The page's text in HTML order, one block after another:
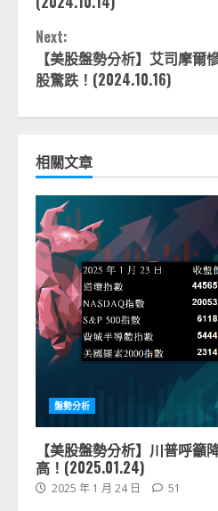
Next:
【美股盤勢分析】艾司摩爾
股驚跌！(2024.10.16)
相關文章
盤勢分析
【美股盤勢分析】川普呼籲
高！(2025.01.24)
2025 年 1 月 24 日 51